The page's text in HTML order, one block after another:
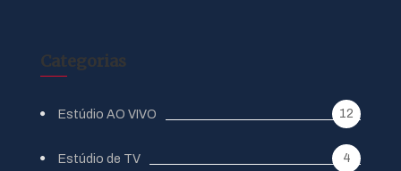
Categorias
Estúdio AO VIVO 12
Estúdio de TV 4